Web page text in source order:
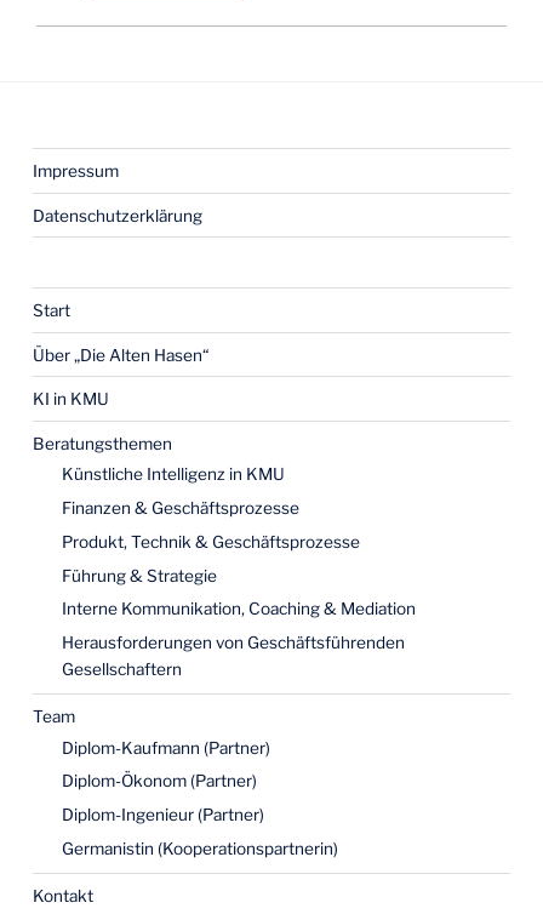
Impressum
Datenschutz­erklärung
Start
Über „Die Alten Hasen“
KI in KMU
Beratungsthemen
Künstliche Intelligenz in KMU
Finanzen & Geschäftsprozesse
Produkt, Technik & Geschäftsprozesse
Führung & Strategie
Interne Kommunikation, Coaching & Mediation
Herausforderungen von Geschäftsführenden
Gesellschaftern
Team
Diplom-Kaufmann (Partner)
Diplom-Ökonom (Partner)
Diplom-Ingenieur (Partner)
Germanistin (Kooperationspartnerin)
Kontakt